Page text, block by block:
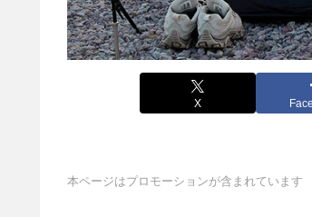
X
本ページはプロモーションが含まれています